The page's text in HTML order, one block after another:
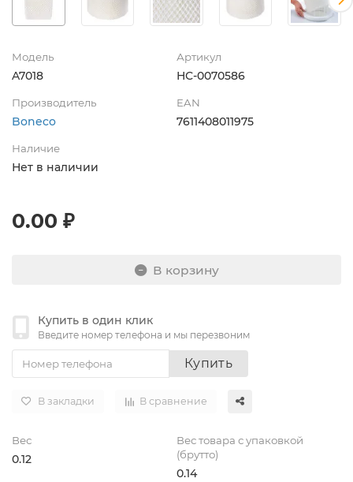
Модель
A7018
Артикул
НС-0070586
Производитель
Boneco
EAN
7611408011975
Наличие
Нет в наличии
0.00 ₽
В корзину
Купить в один клик
Введите номер телефона и мы перезвоним
Купить
В закладки В сравнение
Вес
0.12
Вес товара с упаковкой
(брутто)
0.14